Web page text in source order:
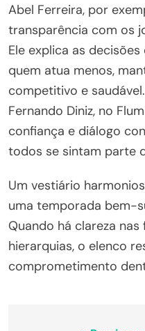
Abel Ferreira, por
transparência com os
Ele explica as
quem atua menos,
competitivo e saudável.
Fernando Diniz, no
confiança e diálogo
todos se sintam parte
Um vestiário
uma temporada bem-
Quando há clareza
hierarquias, o elenco
comprometimento